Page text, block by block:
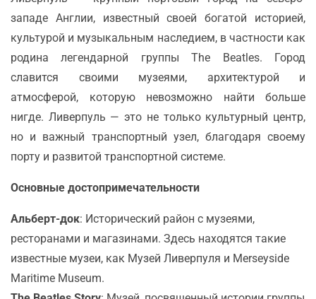
западе Англии, известный своей богатой историей,
культурой и музыкальным наследием, в частности как
родина легендарной группы The Beatles. Город
славится своими музеями, архитектурой и
атмосферой, которую невозможно найти больше
нигде. Ливерпуль — это не только культурный центр,
но и важный транспортный узел, благодаря своему
порту и развитой транспортной системе.
Основные достопримечательности
Альберт-док: Исторический район с музеями,
ресторанами и магазинами. Здесь находятся такие
известные музеи, как Музей Ливерпуля и Merseyside
Maritime Museum.